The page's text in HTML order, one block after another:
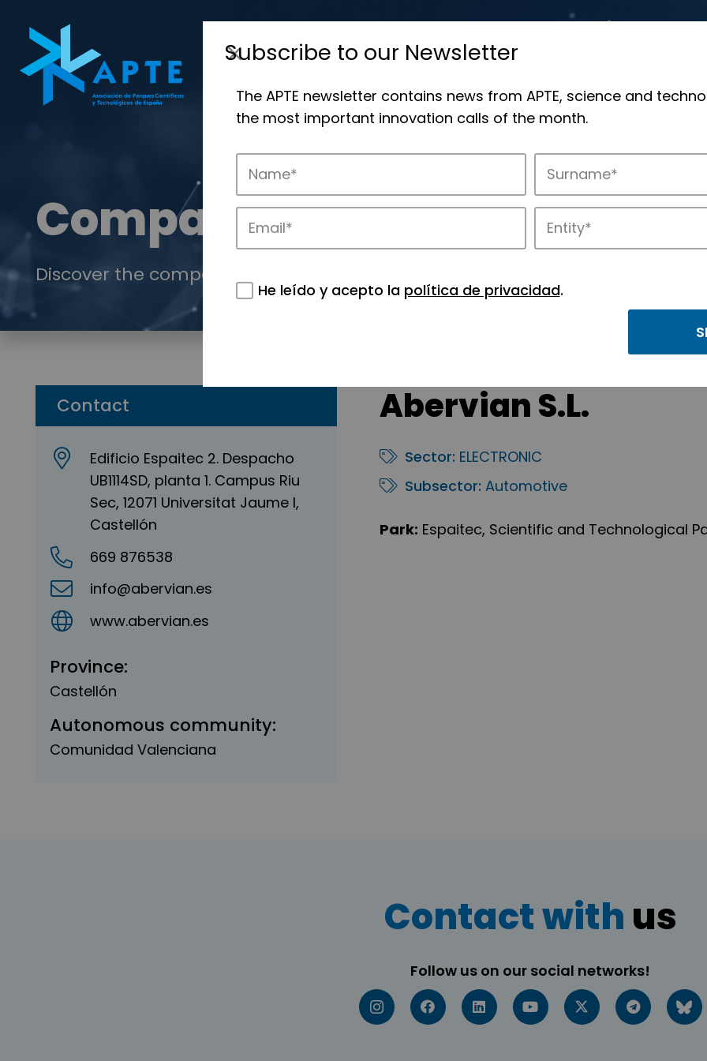
Companies
Discover the companies that drive innovation in APTE’s parks.
Contact
Edificio Espaitec 2. Despacho
UB1114SD, planta 1. Campus Riu
Sec, 12071 Universitat Jaume I,
Castellón
669 876538
info@abervian.es
www.abervian.es
Province:
Castellón
Autonomous community:
Comunidad Valenciana
Abervian S.L.
Sector: ELECTRONIC
Subsector: Automotive
Park: Espaitec, Scientific and Technological
Contact with us
Follow us on our social networks!
Subscribe to our Newsletter
The APTE newsletter contains news from APTE, science and
the most important innovation calls of the month.
He leído y acepto la política de privacidad.